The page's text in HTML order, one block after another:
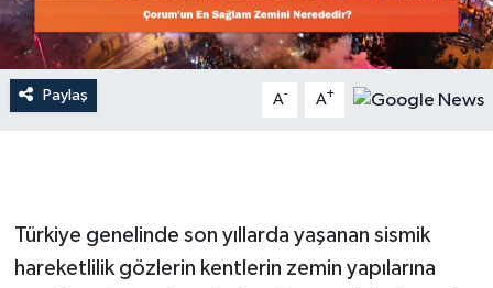
Paylaş A- A+
Türkiye genelinde son yıllarda yaşanan sismik
hareketlilik gözlerin kentlerin zemin yapılarına